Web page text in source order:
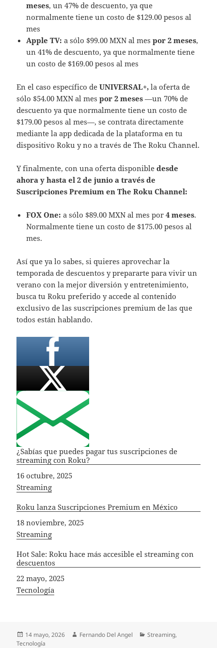
meses, un 47% de descuento, ya que
normalmente tiene un costo de $129.00 pesos al
mes
Apple TV:a sólo $99.00 MXN al mespor 2 meses,
un 41% de descuento, ya que normalmente tiene
un costo de $169.00 pesos al mes
En el caso específico deUNIVERSAL+,la oferta de
sólo $54.00 MXN al mespor 2 meses —un 70% de
descuento ya que normalmente tiene un costo de
$179.00 pesos al mes—, se contrata directamente
mediante la app dedicada de la plataforma en tu
dispositivo Roku y no a través de The Roku Channel.
Y finalmente, con una oferta disponibledesde
ahora y hasta el 2 de junio a través de
Suscripciones Premium en The Roku Channel:
FOX One:a sólo $89.00 MXN al mes por4 meses.
Normalmente tiene un costo de $175.00 pesos al
mes.
Así que ya lo sabes, si quieres aprovechar la
temporada de descuentos y prepararte para vivir un
verano con la mejor diversión y entretenimiento,
busca tu Roku preferido y accede al contenido
exclusivo de las suscripciones premium de las que
todos están hablando.
¿Sabías que puedes pagar tus suscripciones de
streaming con Roku?
Fecha
16 octubre, 2025
In relation to
Streaming
Roku lanza Suscripciones Premium en México
Fecha
18 noviembre, 2025
In relation to
Streaming
Hot Sale: Roku hace más accesible el streaming con
descuentos
Fecha
22 mayo, 2025
In relation to
Tecnología
Publicado
el
14 mayo, 2026 Autor
Fernando Del Angel Categorías
Streaming,
Tecnología